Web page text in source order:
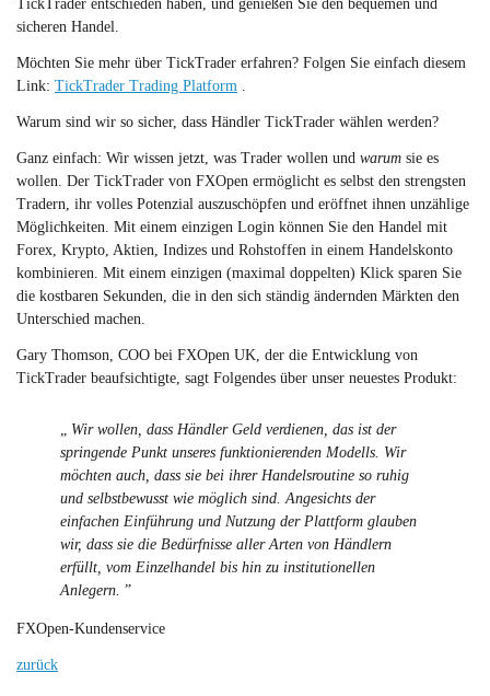
TickTrader entschieden haben, und genießen Sie den bequemen und
sicheren Handel.
Möchten Sie mehr über TickTrader erfahren? Folgen Sie einfach diesem
Link: TickTrader Trading Platform .
Warum sind wir so sicher, dass Händler TickTrader wählen werden?
Ganz einfach: Wir wissen jetzt, was Trader wollen und warum sie es
wollen. Der TickTrader von FXOpen ermöglicht es selbst den strengsten
Tradern, ihr volles Potenzial auszuschöpfen und eröffnet ihnen unzählige
Möglichkeiten. Mit einem einzigen Login können Sie den Handel mit
Forex, Krypto, Aktien, Indizes und Rohstoffen in einem Handelskonto
kombinieren. Mit einem einzigen (maximal doppelten) Klick sparen Sie
die kostbaren Sekunden, die in den sich ständig ändernden Märkten den
Unterschied machen.
Gary Thomson, COO bei FXOpen UK, der die Entwicklung von
TickTrader beaufsichtigte, sagt Folgendes über unser neuestes Produkt:
„ Wir wollen, dass Händler Geld verdienen, das ist der
springende Punkt unseres funktionierenden Modells. Wir
möchten auch, dass sie bei ihrer Handelsroutine so ruhig
und selbstbewusst wie möglich sind. Angesichts der
einfachen Einführung und Nutzung der Plattform glauben
wir, dass sie die Bedürfnisse aller Arten von Händlern
erfüllt, vom Einzelhandel bis hin zu institutionellen
Anlegern. ”
FXOpen-Kundenservice
zurück